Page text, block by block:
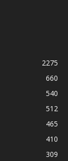
2275
660
540
512
465
410
309